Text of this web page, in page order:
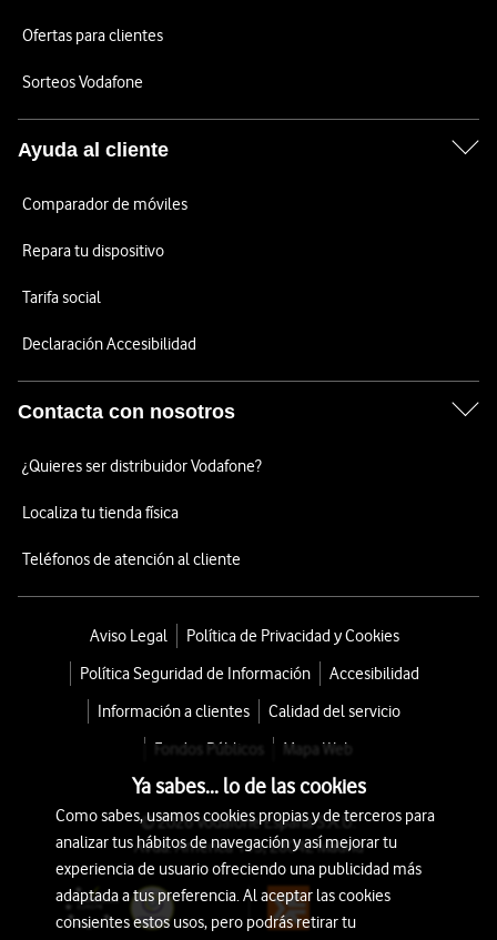
Ofertas para clientes
Sorteos Vodafone
Ayuda al cliente
Comparador de móviles
Repara tu dispositivo
Tarifa social
Declaración Accesibilidad
Contacta con nosotros
¿Quieres ser distribuidor Vodafone?
Localiza tu tienda física
Teléfonos de atención al cliente
Aviso Legal
Política de Privacidad y Cookies
Política Seguridad de Información
Accesibilidad
Información a clientes
Calidad del servicio
Fondos Públicos
Mapa Web
© 2026 Vodafone España S.A.U.
Avda. América 115, 28042 Madrid
Ya sabes... lo de las cookies
Como sabes, usamos cookies propias y de terceros para
analizar tus hábitos de navegación y así mejorar tu
experiencia de usuario ofreciendo una publicidad más
adaptada a tus preferencia. Al aceptar las cookies
consientes estos usos, pero podrás retirar tu